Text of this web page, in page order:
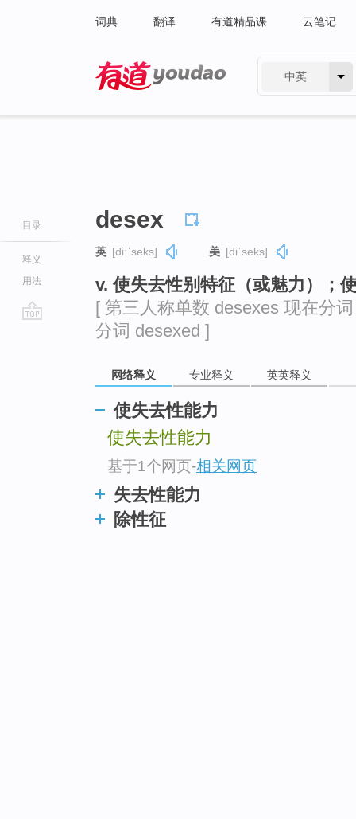
词典 翻译 有道精品课 云笔记
中英
目录
释义
用法
desex
英 [diːˈseks] 美 [diˈseks]
v. 使失去性别特征（或魅力）；
[ 第三人称单数 desexes 现在分
分词 desexed ]
网络释义 专业释义 英英释义
使失去性能力
使失去性能力
基于1个网页-相关网页
失去性能力
除性征